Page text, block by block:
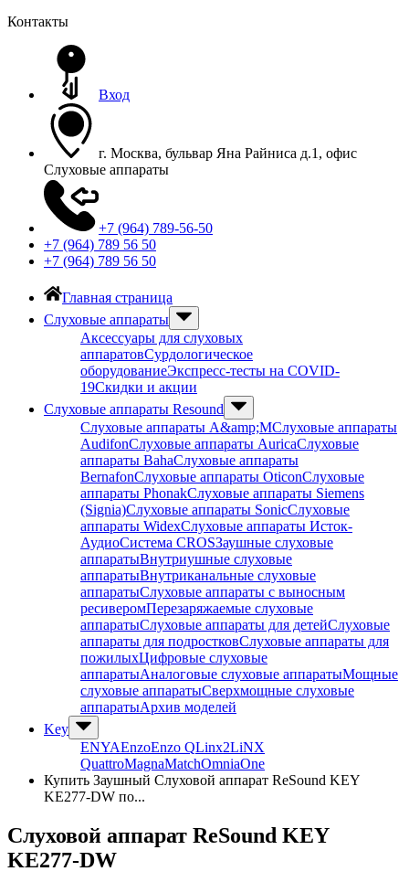
Контакты
Вход
г. Москва, бульвар Яна Райниса д.1, офис
Слуховые аппараты
+7 (964) 789-56-50
+7 (964) 789 56 50
+7 (964) 789 56 50
Главная страница
Слуховые аппараты
Аксессуары для слуховых
аппаратовСурдологическое
оборудованиеЭкспресс-тесты на COVID-
19Скидки и акции
Слуховые аппараты Resound
Слуховые аппараты A&amp;MСлуховые аппараты
AudifonСлуховые аппараты AuricaСлуховые
аппараты BahaСлуховые аппараты
BernafonСлуховые аппараты OticonСлуховые
аппараты PhonakСлуховые аппараты Siemens
(Signia)Слуховые аппараты SonicСлуховые
аппараты WidexСлуховые аппараты Исток-
АудиоСистема CROSЗаушные слуховые
аппаратыВнутриушные слуховые
аппаратыВнутриканальные слуховые
аппаратыСлуховые аппараты с выносным
ресиверомПерезаряжаемые слуховые
аппаратыСлуховые аппараты для детейСлуховые
аппараты для подростковСлуховые аппараты для
пожилыхЦифровые слуховые
аппаратыАналоговые слуховые аппаратыМощные
слуховые аппаратыСверхмощные слуховые
аппаратыАрхив моделей
Key
ENYAEnzoEnzo QLinx2LiNX
QuattroMagnaMatchOmniaOne
Купить Заушный Слуховой аппарат ReSound KEY
KE277-DW по...
Слуховой аппарат ReSound KEY
KE277-DW